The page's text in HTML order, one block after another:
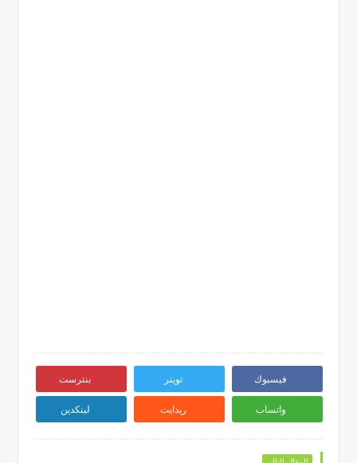
فيسبوك تويتر بنترست
واتساب ريدايت لينكدين